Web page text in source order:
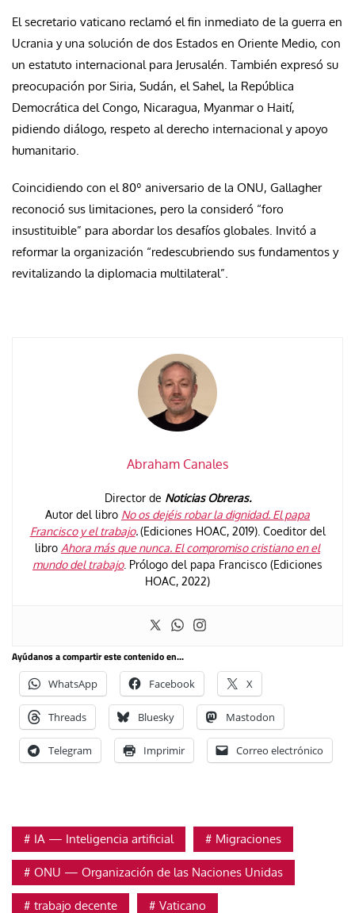
El secretario vaticano reclamó el fin inmediato de la guerra en
Ucrania y una solución de dos Estados en Oriente Medio, con
un estatuto internacional para Jerusalén. También expresó su
preocupación por Siria, Sudán, el Sahel, la República
Democrática del Congo, Nicaragua, Myanmar o Haití,
pidiendo diálogo, respeto al derecho internacional y apoyo
humanitario.
Coincidiendo con el 80º aniversario de la ONU, Gallagher
reconoció sus limitaciones, pero la consideró “foro
insustituible” para abordar los desafíos globales. Invitó a
reformar la organización “redescubriendo sus fundamentos y
revitalizando la diplomacia multilateral”.
Abraham Canales
Director de Noticias Obreras.
Autor del libro No os dejéis robar la dignidad. El papa
Francisco y el trabajo.(Ediciones HOAC, 2019). Coeditor del
libro Ahora más que nunca. El compromiso cristiano en el
mundo del trabajo. Prólogo del papa Francisco (Ediciones
HOAC, 2022)
Ayúdanos a compartir este contenido en...
WhatsApp Facebook X
Threads Bluesky Mastodon
Telegram Imprimir Correo electrónico
IA — Inteligencia artificial Migraciones
ONU — Organización de las Naciones Unidas
trabajo decente Vaticano